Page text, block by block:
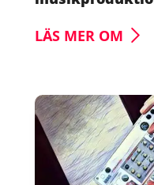
LÄS MER OM